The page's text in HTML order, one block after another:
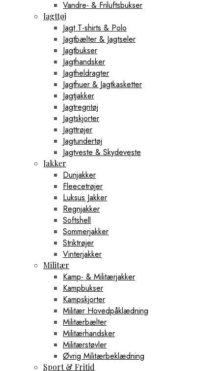
Vandre- & Friluftsbukser
Jagttøj
Jagt T-shirts & Polo
Jagtbælter & Jagtseler
Jagtbukser
Jagthandsker
Jagtheldragter
Jagthuer & Jagtkasketter
Jagtjakker
Jagtregntøj
Jagtskjorter
Jagttrøjer
Jagtundertøj
Jagtveste & Skydeveste
Jakker
Dunjakker
Fleecetrøjer
Luksus Jakker
Regnjakker
Softshell
Sommerjakker
Striktrøjer
Vinterjakker
Militær
Kamp- & Militærjakker
Kampbukser
Kampskjorter
Militær Hovedpåklædning
Militærbælter
Militærhandsker
Militærstøvler
Øvrig Militærbeklædning
Sport & Fritid